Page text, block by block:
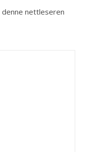
nettleseren